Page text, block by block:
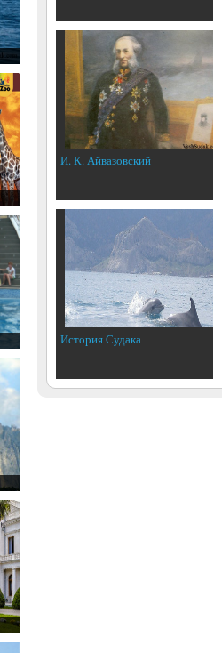
И. К. Айвазовский
История Судака